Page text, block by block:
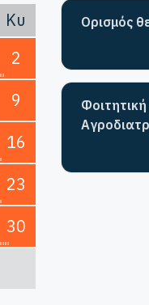
Κυ
2
9
16
23
30
Ορισμός